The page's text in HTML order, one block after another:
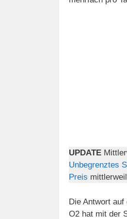
UPDATE
Unbegrenztes
Preis
Die Antwort
O2 hat mit der